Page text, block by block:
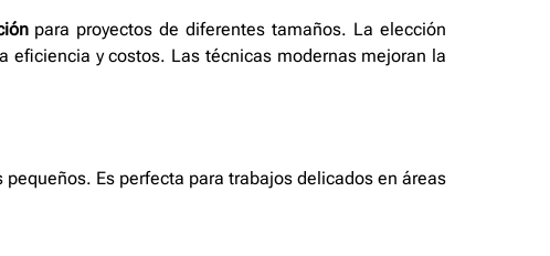
para proyectos de diferentes tamaños. La elección
eficiencia y costos. Las técnicas modernas mejoran la
pequeños. Es perfecta para trabajos delicados en áreas